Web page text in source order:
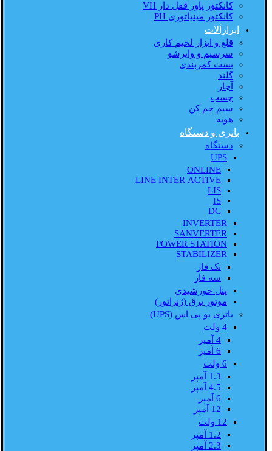
کانکتور پاور قفل دار VH
کانکتور مینیاتوری PH
ابزارآلات
قلع و ابزار لحیم کاری
سرسیم و وایرشو
بست کمربندی
گلند
آچار
چسب
سیم جم کن
هویه
باتری و دستگاه
دستگاه
UPS
ONLINE
LINE INTER ACTIVE
LIS
IS
DC
INVERTER
SANVERTER
POWER STATION
STABILIZER
تک فاز
سه فاز
پنل خورشیدی
موتور برق (ژنراتور)
باتری یو پی اس (UPS)
4 ولت
4 آمپر
6 آمپر
6 ولت
1.3 آمپر
4.5 آمپر
6 آمپر
12 آمپر
12 ولت
1.2 آمپر
2.3 آمپر